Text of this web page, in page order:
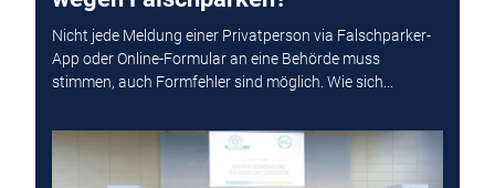
Nicht jede Meldung einer Privatperson via Falschparker-
App oder Online-Formular an eine Behörde muss
stimmen, auch Formfehler sind möglich. Wie sich...